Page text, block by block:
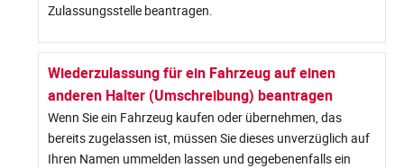
Zulassungsstelle beantragen.
Wiederzulassung für ein Fahrzeug auf einen
anderen Halter (Umschreibung) beantragen
Wenn Sie ein Fahrzeug kaufen oder übernehmen, das
bereits zugelassen ist, müssen Sie dieses unverzüglich auf
Ihren Namen ummelden lassen und gegebenenfalls ein